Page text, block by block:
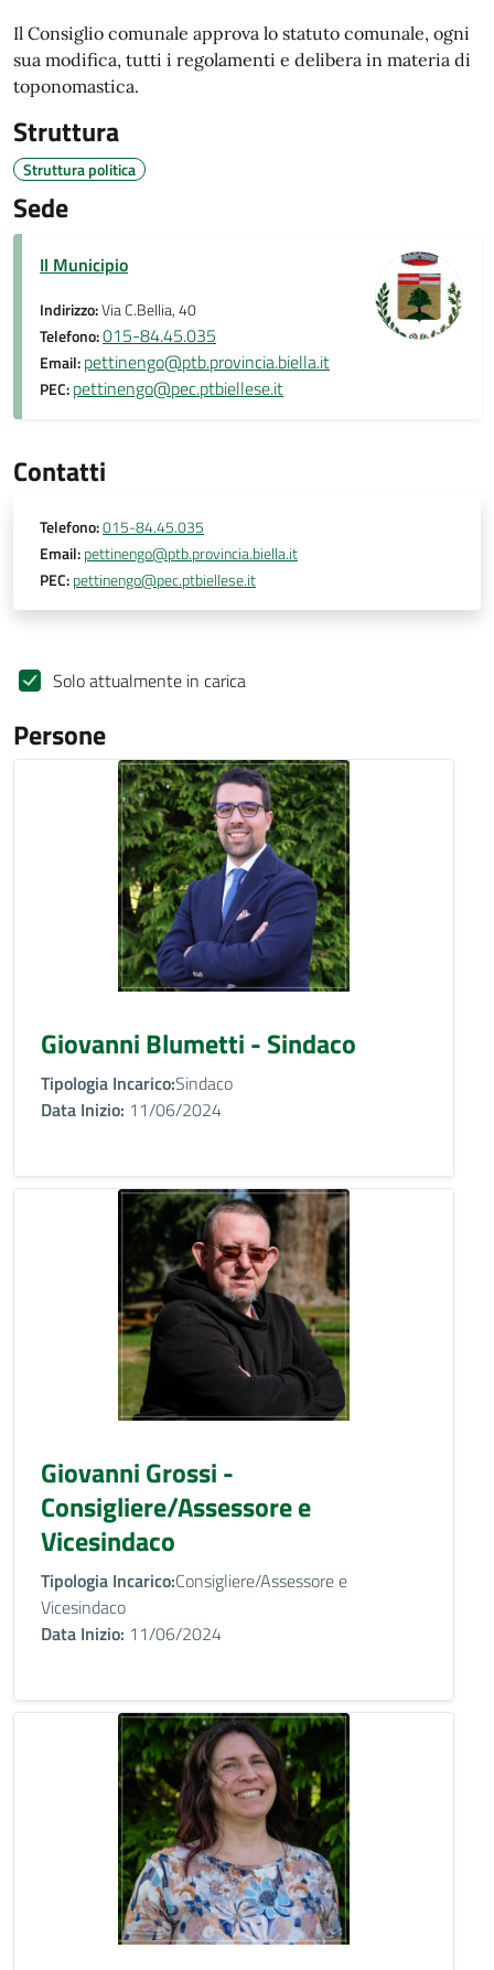
Il Consiglio comunale approva lo statuto comunale, ogni
sua modifica, tutti i regolamenti e delibera in materia di
toponomastica.
Struttura
Struttura politica
Sede
Il Municipio
Indirizzo:Via C.Bellia, 40
Telefono:015-84.45.035
Email:pettinengo@ptb.provincia.biella.it
PEC:pettinengo@pec.ptbiellese.it
Contatti
Telefono:015-84.45.035
Email:pettinengo@ptb.provincia.biella.it
PEC:pettinengo@pec.ptbiellese.it
Solo attualmente in carica
Persone
Giovanni Blumetti - Sindaco
Tipologia Incarico:Sindaco
Data Inizio: 11/06/2024
Giovanni Grossi -
Consigliere/Assessore e
Vicesindaco
Tipologia Incarico:Consigliere/Assessore e
Vicesindaco
Data Inizio: 11/06/2024